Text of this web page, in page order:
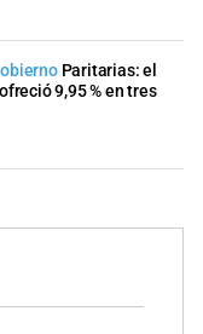
Paritarias: el
9,95 % en tres